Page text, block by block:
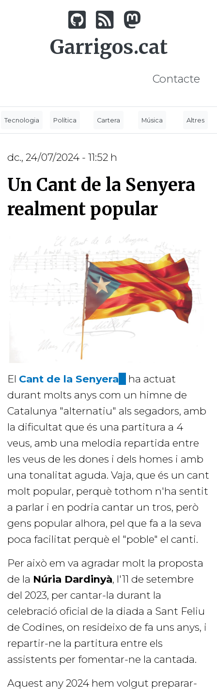
Garrigos.cat
Contacte
Tecnologia Política Cartera Música Altres
dc., 24/07/2024 - 11:52 h
Un Cant de la Senyera
realment popular
El Cant de la Senyera (link
is
external)
ha actuat
durant molts anys com un himne de
Catalunya "alternatiu" als segadors, amb
la dificultat que és una partitura a 4
veus, amb una melodia repartida entre
les veus de les dones i dels homes i amb
una tonalitat aguda. Vaja, que és un cant
molt popular, perquè tothom n'ha sentit
a parlar i en podria cantar un tros, però
gens popular alhora, pel que fa a la seva
poca facilitat perquè el "poble" el canti.
Per això em va agradar molt la proposta
de la Núria Dardinyà, l'11 de setembre
del 2023, per cantar-la durant la
celebració oficial de la diada a Sant Feliu
de Codines, on resideixo de fa uns anys, i
repartir-ne la partitura entre els
assistents per fomentar-ne la cantada.
Aquest any 2024 hem volgut preparar-